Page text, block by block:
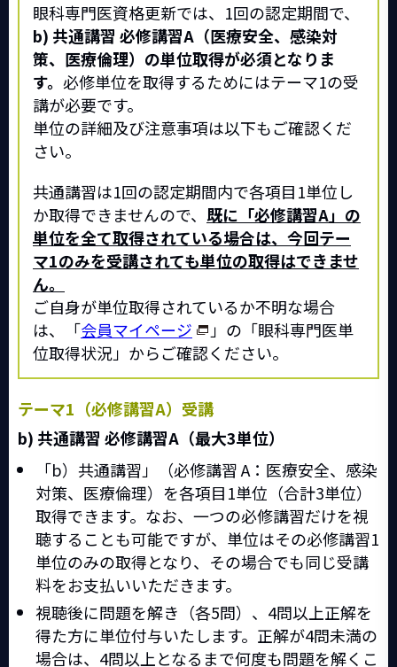
眼科専門医資格更新では、1回の認定期間で、
b) 共通講習 必修講習A（医療安全、感染対
策、医療倫理）の単位取得が必須となりま
す。 必修単位を取得するためにはテーマ1の受
講が必要です。
単位の詳細及び注意事項は以下もご確認くだ
さい。
共通講習は1回の認定期間内で各項目1単位し
か取得できませんので、 既に「必修講習A」の
単位を全て取得されている場合は、今回テー
マ1のみを受講されても単位の取得はできませ
ん。
ご自身が単位取得されているか不明な場合
は、「会員マイページ
」の「眼科専門医単
位取得状況」からご確認ください。
テーマ1（必修講習A）受講
b) 共通講習 必修講習A（最大3単位）
「b）共通講習」（必修講習 A：医療安全、感染
対策、医療倫理）を各項目1単位（合計3単位）
取得できます。なお、一つの必修講習だけを視
聴することも可能ですが、単位はその必修講習1
単位のみの取得となり、その場合でも同じ受講
料をお支払いいただきます。
視聴後に問題を解き（各5問）、4問以上正解を
得た方に単位付与いたします。正解が4問未満の
場合は、4問以上となるまで何度も問題を解くこ